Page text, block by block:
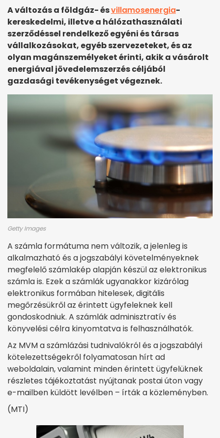
A változás a földgáz- ésvillamosenergia-
kereskedelmi, illetve a hálózathasználati
szerződéssel rendelkező egyéni és társas
vállalkozásokat, egyéb szervezeteket, és az
olyan magánszemélyeket érinti, akik a vásárolt
energiával jövedelemszerzés céljából
gazdasági tevékenységet végeznek.
Getty Images
A számla formátuma nem változik, a jelenleg is
alkalmazható és a jogszabályi követelményeknek
megfelelő számlakép alapján készül az elektronikus
számla is. Ezek a számlák ugyanakkor kizárólag
elektronikus formában hitelesek, digitális
megőrzésükről az érintett ügyfeleknek kell
gondoskodniuk. A számlák adminisztratív és
könyvelési célra kinyomtatva is felhasználhatók.
Az MVM a számlázási tudnivalókról és a jogszabályi
kötelezettségekről folyamatosan hírt ad
weboldalain, valamint minden érintett ügyfelüknek
részletes tájékoztatást nyújtanak postai úton vagy
e-mailben küldött levélben – írták a közleményben.
(MTI)